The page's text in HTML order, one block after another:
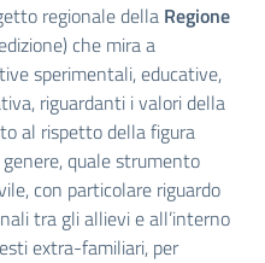
regionale della Regione
che mira a
sperimentali, educative,
riguardanti i valori della
al rispetto della figura
quale strumento
con particolare riguardo
tra gli allievi e all’interno
extra-familiari, per